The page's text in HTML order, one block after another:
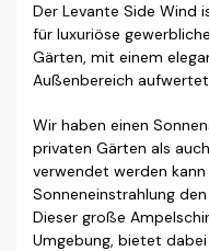
Der Levante Side Wind
für luxuriöse
Gärten, mit einem
Außenbereich
Wir haben einen
privaten Gärten als
verwendet werden
Sonneneinstrahlung
Dieser große
Umgebung, bietet